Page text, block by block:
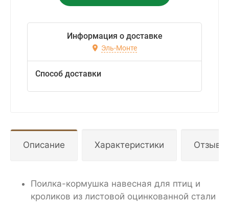
Информация о доставке
Эль-Монте
Способ доставки
Описание Характеристики Отзывы
Поилка-кормушка навесная для птиц и
кроликов из листовой оцинкованной стали